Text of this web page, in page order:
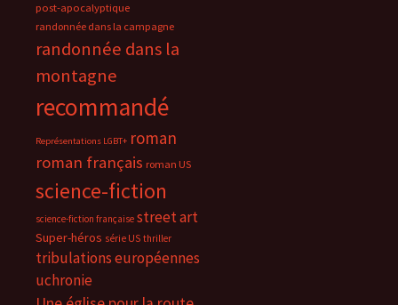
post-apocalyptique
randonnée dans la campagne
randonnée dans la
montagne
recommandé
Représentations LGBT+ roman
roman français roman US
science-fiction
science-fiction française street art
Super-héros série US thriller
tribulations européennes
uchronie